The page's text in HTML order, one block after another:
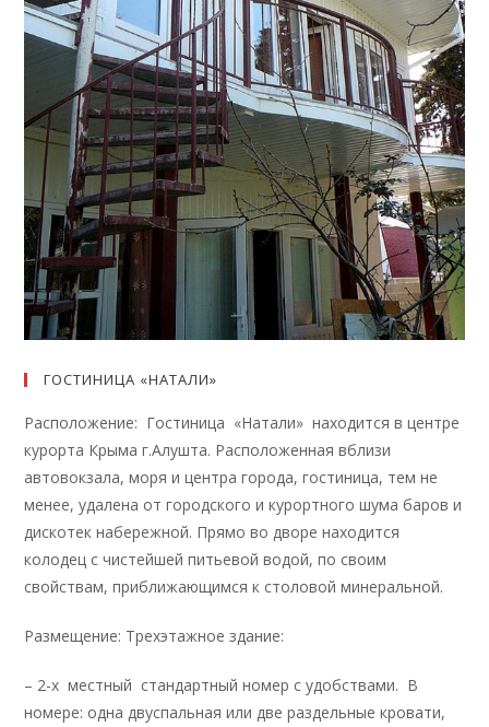
ГОСТИНИЦА «НАТАЛИ»
Расположение: Гостиница «Натали» находится в центре
курорта Крыма г.Алушта. Расположенная вблизи
автовокзала, моря и центра города, гостиница, тем не
менее, удалена от городского и курортного шума баров и
дискотек набережной. Прямо во дворе находится
колодец с чистейшей питьевой водой, по своим
свойствам, приближающимся к столовой минеральной.
Размещение: Трехэтажное здание:
– 2-х местный стандартный номер с удобствами. В
номере: одна двуспальная или две раздельные кровати,